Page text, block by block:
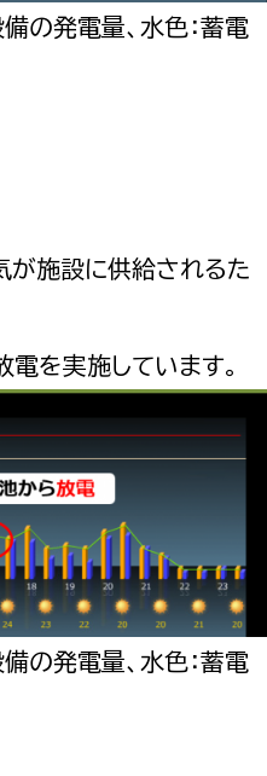
の発電量、水色：蓄電
が施設に供給されるた
を実施しています。
の発電量、水色：蓄電